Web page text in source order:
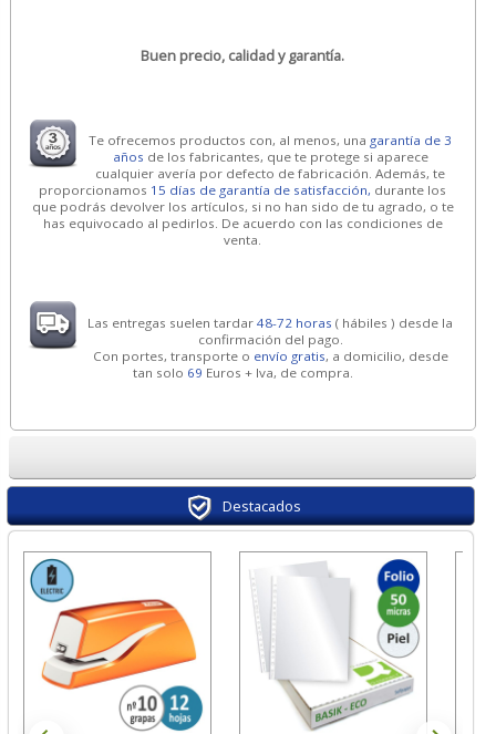
Buen precio, calidad y garantía.
Te ofrecemos productos con, al menos, una garantía de 3
años de los fabricantes, que te protege si aparece
cualquier avería por defecto de fabricación. Además, te
proporcionamos 15 días de garantía de satisfacción, durante los
que podrás devolver los artículos, si no han sido de tu agrado, o te
has equivocado al pedirlos. De acuerdo con las condiciones de
venta.
Las entregas suelen tardar48-72 horas ( hábiles ) desde la
confirmación del pago.
Con portes, transporte o envío gratis, a domicilio, desde
tan solo 69 Euros + Iva, de compra.
Destacados